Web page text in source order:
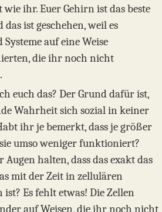
ihr. Euer Gehirn ist das beste
ist geschehen, weil es
auf eine Weise
die ihr noch nicht
euch das? Der Grund dafür ist,
Wahrheit sich sozial in keiner
ihr je bemerkt, dass je größer
umso weniger funktioniert?
halten, dass das exakt das
mit der Zeit in zellulären
Es fehlt etwas! Die Zellen
auf Weisen, die ihr noch nicht